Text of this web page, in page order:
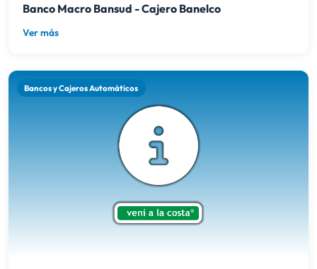
Banco Macro Bansud - Cajero Banelco
Ver más
Bancos y Cajeros Automáticos